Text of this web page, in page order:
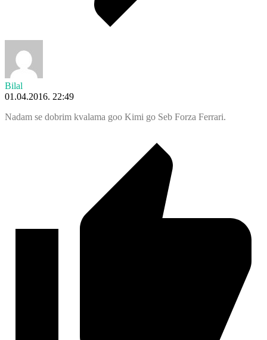
Bilal
01.04.2016. 22:49
Nadam se dobrim kvalama goo Kimi go Seb Forza Ferrari.